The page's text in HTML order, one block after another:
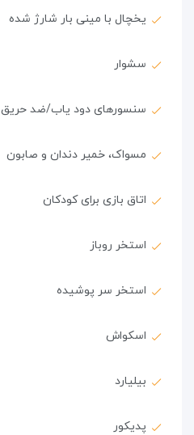
یخچال با مینی بار شارژ شده
سشوار
سنسورهای دود یاب/ضد حریق
مسواک، خمیر دندان و صابون
اتاق بازی برای کودکان
استخر روباز
استخر سر پوشیده
اسکواش
بیلیارد
پدیکور